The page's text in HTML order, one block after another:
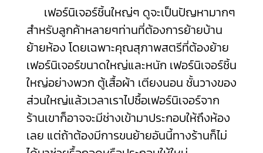
เฟอร์นิเจอร์ชิ้นใหญ่ๆ ดูจะเป็นปัญหามากๆ
สำหรับลูกค้าหลายๆท่านที่ต้องการย้ายบ้าน
ย้ายห้อง โดยเฉพาะคุณสุภาพสตรีที่ต้องย้าย
เฟอร์นิเจอร์ขนาดใหญ่และหนัก เฟอร์นิเจอร์ชิ้น
ใหญ่อย่างพวก ตู้เสื้อผ้า เตียงนอน ชั้นวางของ
ส่วนใหญ่แล้วเวลาเราไปซื้อเฟอร์นิเจอร์จาก
ร้านเขาก็อาจจะมีช่างเข้ามาประกอบให้ถึงห้อง
เลย แต่ถ้าต้องมีการขนย้ายอันนี้ทางร้านก็ไม่